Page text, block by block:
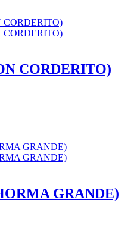
CORDERITO)
GRANDE)